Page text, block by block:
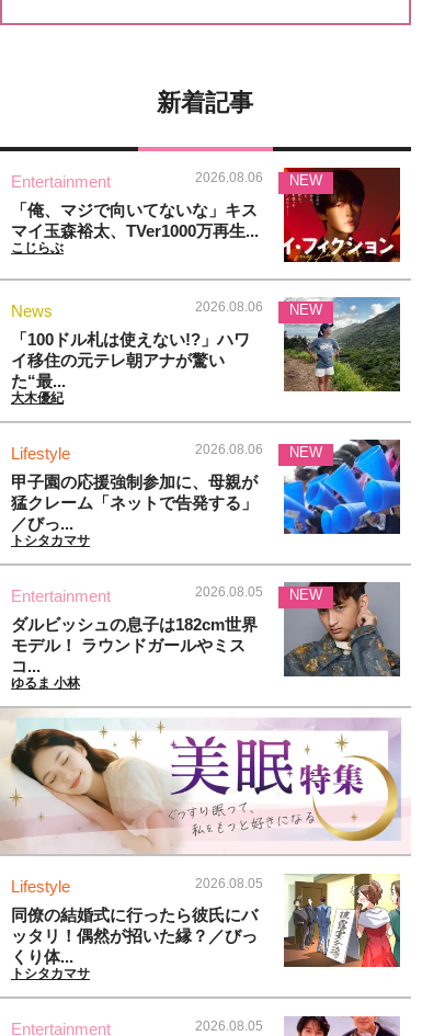
新着記事
Entertainment 2026.08.06
「俺、マジで向いてないな」キス
マイ玉森裕太、TVer1000万再生...
こじらぶ
NEW
News 2026.08.06
「100ドル札は使えない!?」ハワ
イ移住の元テレ朝アナが驚い
た“最...
大木優紀
NEW
Lifestyle 2026.08.06
甲子園の応援強制参加に、母親が
猛クレーム「ネットで告発する」
／びっ...
トシタカマサ
NEW
Entertainment 2026.08.05
ダルビッシュの息子は182cm世界
モデル！ ラウンドガールやミス
コ...
ゆるま 小林
NEW
Lifestyle 2026.08.05
同僚の結婚式に行ったら彼氏にバ
ッタリ！偶然が招いた縁？／びっ
くり体...
トシタカマサ
Entertainment 2026.08.05